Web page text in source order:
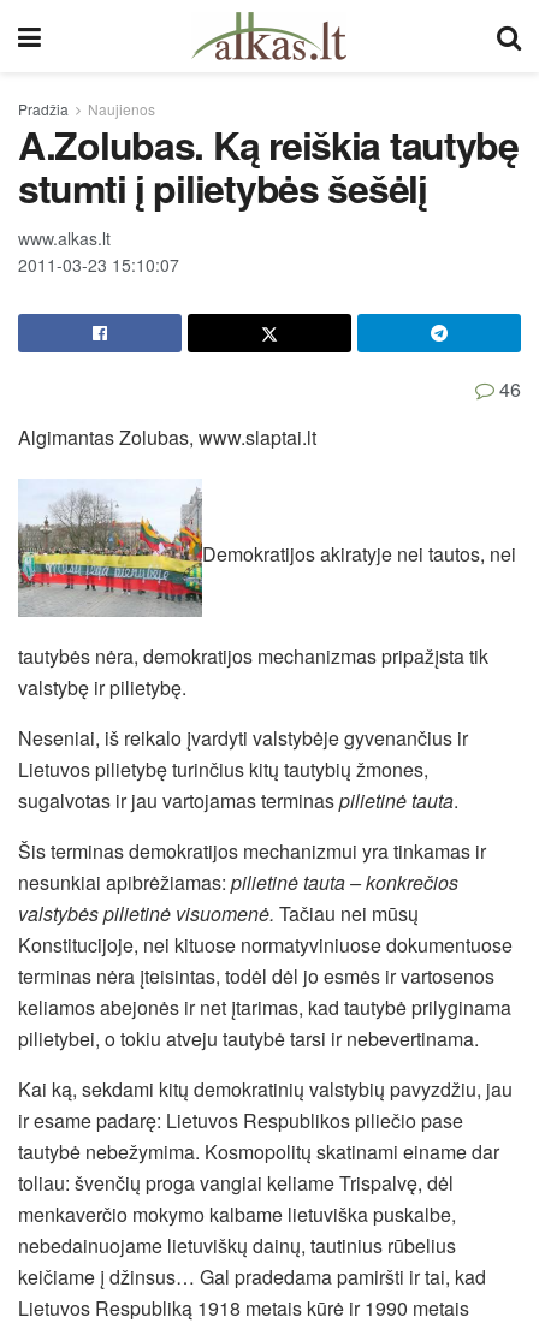
Pradžia Naujienos
A.Zolubas. Ką reiškia tautybę
stumti į pilietybės šešėlį
www.alkas.lt
2011-03-23 15:10:07
46
Algimantas Zolubas, www.slaptai.lt
Demokratijos akiratyje nei tautos, nei
tautybės nėra, demokratijos mechanizmas pripažįsta tik
valstybę ir pilietybę.
Neseniai, iš reikalo įvardyti valstybėje gyvenančius ir
Lietuvos pilietybę turinčius kitų tautybių žmones,
sugalvotas ir jau vartojamas terminaspilietinė tauta.
Šis terminas demokratijos mechanizmui yra tinkamas ir
nesunkiai apibrėžiamas: pilietinė tauta – konkrečios
valstybės pilietinė visuomenė. Tačiau nei mūsų
Konstitucijoje, nei kituose normatyviniuose dokumentuose
terminas nėra įteisintas, todėl dėl jo esmės ir vartosenos
keliamos abejonės ir net įtarimas, kad tautybė prilyginama
pilietybei, o tokiu atveju tautybė tarsi ir nebevertinama.
Kai ką, sekdami kitų demokratinių valstybių pavyzdžiu, jau
ir esame padarę: Lietuvos Respublikos piliečio pase
tautybė nebežymima. Kosmopolitų skatinami einame dar
toliau: švenčių proga vangiai keliame Trispalvę, dėl
menkaverčio mokymo kalbame lietuviška puskalbe,
nebedainuojame lietuviškų dainų, tautinius rūbelius
keičiame į džinsus… Gal pradedama pamiršti ir tai, kad
Lietuvos Respubliką 1918 metais kūrė ir 1990 metais